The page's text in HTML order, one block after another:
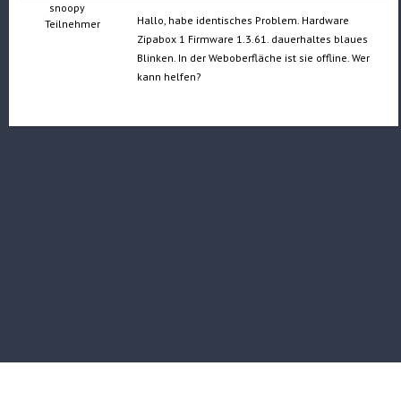
snoopy
Teilnehmer
Hallo, habe identisches Problem. Hardware
Zipabox 1 Firmware 1.3.61. dauerhaltes blaues
Blinken. In der Weboberfläche ist sie offline. Wer
kann helfen?